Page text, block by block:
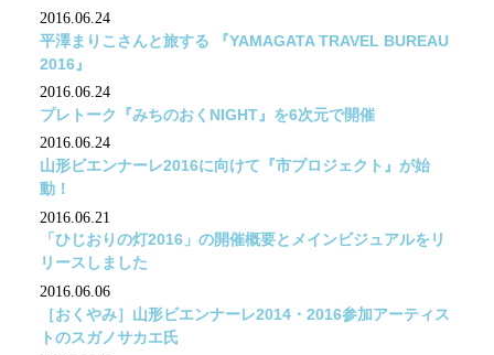
2016.06.24
平澤まりこさんと旅する 『YAMAGATA TRAVEL BUREAU
2016』
2016.06.24
プレトーク『みちのおくNIGHT』を6次元で開催
2016.06.24
山形ビエンナーレ2016に向けて『市プロジェクト』が始
動！
2016.06.21
「ひじおりの灯2016」の開催概要とメインビジュアルをリ
リースしました
2016.06.06
［おくやみ］山形ビエンナーレ2014・2016参加アーティス
トのスガノサカエ氏